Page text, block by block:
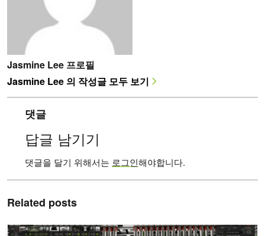
Jasmine Lee 프로필
Jasmine Lee 의 작성글 모두 보기
댓글
답글 남기기
댓글을 달기 위해서는 로그인해야합니다.
Related posts
실시간 GPU 플릿 가시성과 최적화를 위한 NVIDIA Fleet